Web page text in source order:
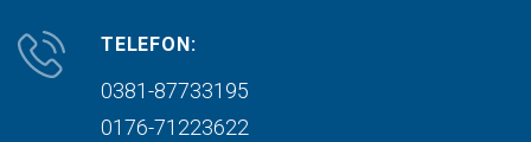
TELEFON:
0381-87733195
0176-71223622